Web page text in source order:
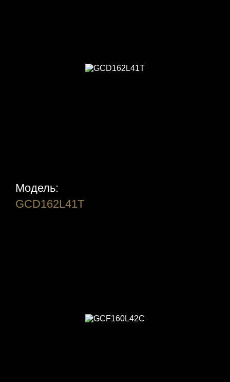
Модель:
GCD162L41T